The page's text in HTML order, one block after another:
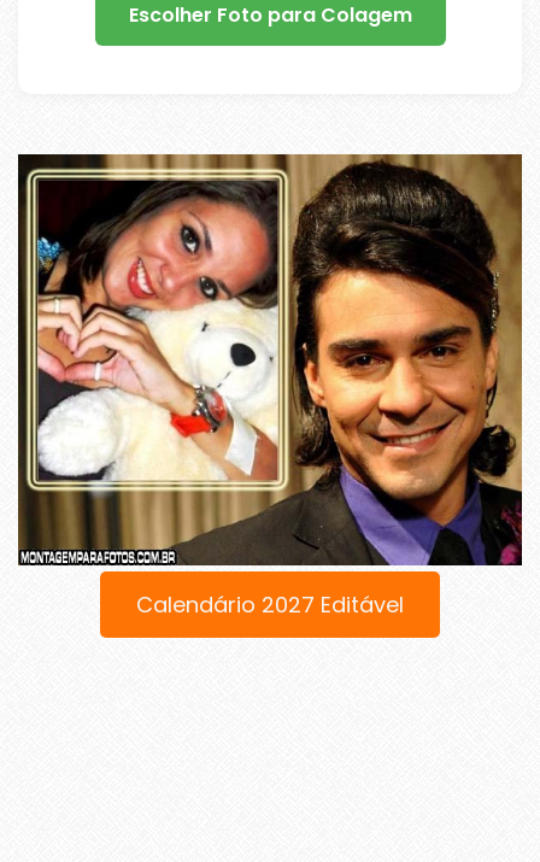
Escolher Foto para Colagem
Calendário 2027 Editável